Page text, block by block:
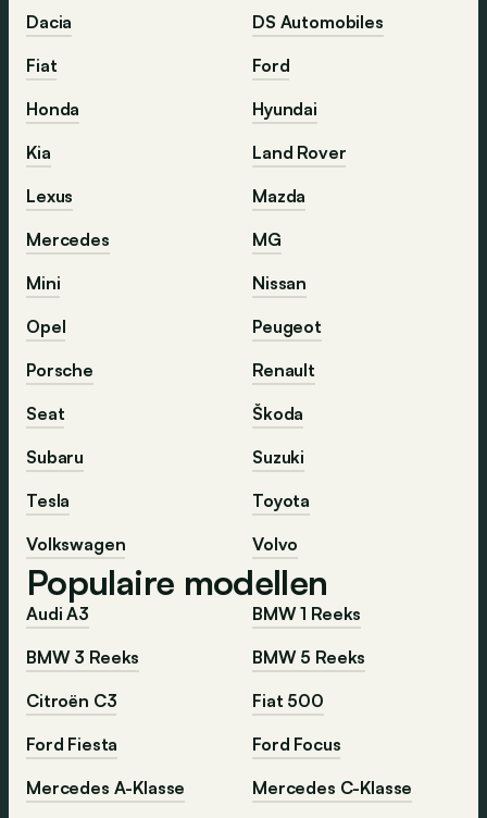
Dacia
DS Automobiles
Fiat
Ford
Honda
Hyundai
Kia
Land Rover
Lexus
Mazda
Mercedes
MG
Mini
Nissan
Opel
Peugeot
Porsche
Renault
Seat
Škoda
Subaru
Suzuki
Tesla
Toyota
Volkswagen
Volvo
Populaire modellen
Audi A3
BMW 1 Reeks
BMW 3 Reeks
BMW 5 Reeks
Citroën C3
Fiat 500
Ford Fiesta
Ford Focus
Mercedes A-Klasse
Mercedes C-Klasse